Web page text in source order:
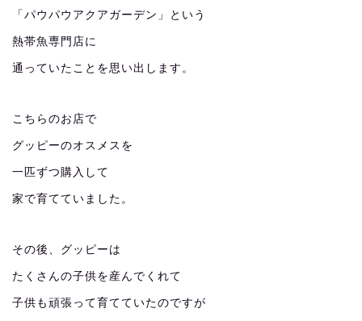
「パウパウアクアガーデン」という
熱帯魚専門店に
通っていたことを思い出します。
こちらのお店で
グッピーのオスメスを
一匹ずつ購入して
家で育てていました。
その後、グッピーは
たくさんの子供を産んでくれて
子供も頑張って育てていたのですが